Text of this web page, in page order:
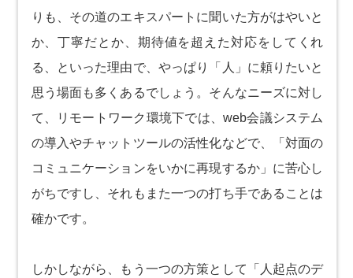
りも、その道のエキスパートに聞いた方がはやいと
か、丁寧だとか、期待値を超えた対応をしてくれ
る、といった理由で、やっぱり「人」に頼りたいと
思う場面も多くあるでしょう。そんなニーズに対し
て、リモートワーク環境下では、web会議システム
の導入やチャットツールの活性化などで、「対面の
コミュニケーションをいかに再現するか」に苦心し
がちですし、それもまた一つの打ち手であることは
確かです。
しかしながら、もう一つの方策として「人起点のデ